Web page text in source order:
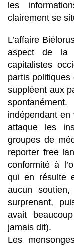
les
clairement se
L’affaire
aspect de la
capitalistes
partis politiques
suppléent aux
indépendant
attaque les
groupes de
reporter free
conformité à
qui en résulte
aucun
surprenant,
avait
jamais dit).
Les